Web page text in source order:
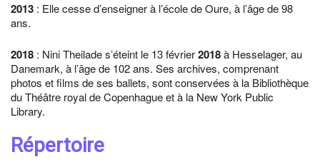
2013 : Elle cesse d’enseigner à l’école de Oure, à l’âge de 98
ans.
2018 : Nini Theilade s’éteint le 13 février2018à Hesselager, au
Danemark, à l’âge de 102 ans. Ses archives, comprenant
photos et films de ses ballets, sont conservées à la Bibliothèque
du Théâtre royal de Copenhague et à la New York Public
Library.
Répertoire